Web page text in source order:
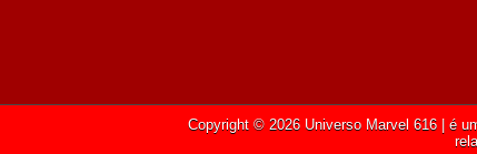
Copyright © 2026 Universo Marvel 616 | é